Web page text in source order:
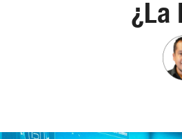
¿La